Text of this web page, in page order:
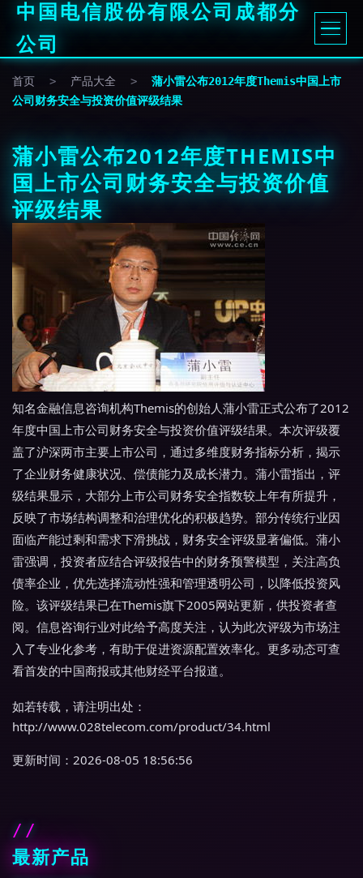
中国电信股份有限公司成都分
公司
首页 > 产品大全 >
蒲小雷公布2012年度Themis中国上市
公司财务安全与投资价值评级结果
蒲小雷公布2012年度THEMIS中
国上市公司财务安全与投资价值
评级结果
知名金融信息咨询机构Themis的创始人蒲小雷正式公布了2012
年度中国上市公司财务安全与投资价值评级结果。本次评级覆
盖了沪深两市主要上市公司，通过多维度财务指标分析，揭示
了企业财务健康状况、偿债能力及成长潜力。蒲小雷指出，评
级结果显示，大部分上市公司财务安全指数较上年有所提升，
反映了市场结构调整和治理优化的积极趋势。部分传统行业因
面临产能过剩和需求下滑挑战，财务安全评级显著偏低。蒲小
雷强调，投资者应结合评级报告中的财务预警模型，关注高负
债率企业，优先选择流动性强和管理透明公司，以降低投资风
险。该评级结果已在Themis旗下2005网站更新，供投资者查
阅。信息咨询行业对此给予高度关注，认为此次评级为市场注
入了专业化参考，有助于促进资源配置效率化。更多动态可查
看首发的中国商报或其他财经平台报道。
如若转载，请注明出处：
http://www.028telecom.com/product/34.html
更新时间：2026-08-05 18:56:56
最新产品